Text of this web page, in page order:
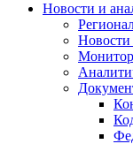
Новости и